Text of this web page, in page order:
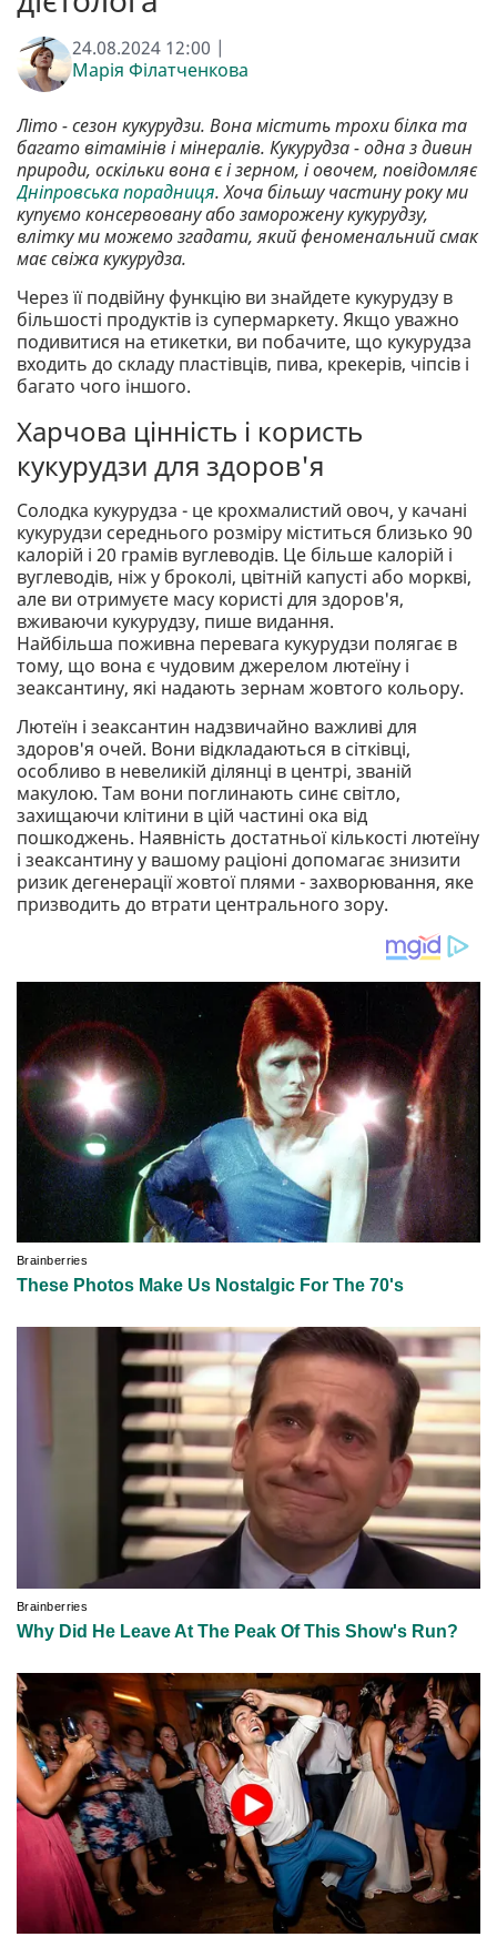
24.08.2024 12:00 |
Марія Філатченкова
Літо - сезон кукурудзи. Вона містить трохи білка та
багато вітамінів і мінералів. Кукурудза - одна з дивин
природи, оскільки вона є і зерном, і овочем, повідомляє
Дніпровська порадниця. Хоча більшу частину року ми
купуємо консервовану або заморожену кукурудзу,
влітку ми можемо згадати, який феноменальний смак
має свіжа кукурудза.
Через її подвійну функцію ви знайдете кукурудзу в
більшості продуктів із супермаркету. Якщо уважно
подивитися на етикетки, ви побачите, що кукурудза
входить до складу пластівців, пива, крекерів, чіпсів і
багато чого іншого.
Харчова цінність і користь
кукурудзи для здоров'я
Солодка кукурудза - це крохмалистий овоч, у качані
кукурудзи середнього розміру міститься близько 90
калорій і 20 грамів вуглеводів. Це більше калорій і
вуглеводів, ніж у броколі, цвітній капусті або моркві,
але ви отримуєте масу користі для здоров'я,
вживаючи кукурудзу, пише видання.
Найбільша поживна перевага кукурудзи полягає в
тому, що вона є чудовим джерелом лютеїну і
зеаксантину, які надають зернам жовтого кольору.
Лютеїн і зеаксантин надзвичайно важливі для
здоров'я очей. Вони відкладаються в сітківці,
особливо в невеликій ділянці в центрі, званій
макулою. Там вони поглинають синє світло,
захищаючи клітини в цій частині ока від
пошкоджень. Наявність достатньої кількості лютеїну
і зеаксантину у вашому раціоні допомагає знизити
ризик дегенерації жовтої плями - захворювання, яке
призводить до втрати центрального зору.